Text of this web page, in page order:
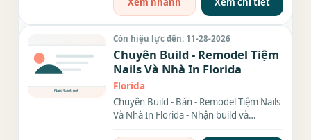
Còn hiệu lực đến: 11-28-2026
Chuyên Build - Remodel Tiệm
Nails Và Nhà In Florida
Florida
Chuyên Build - Bán - Remodel Tiệm Nails
Và Nhà In Florida - Nhận build và